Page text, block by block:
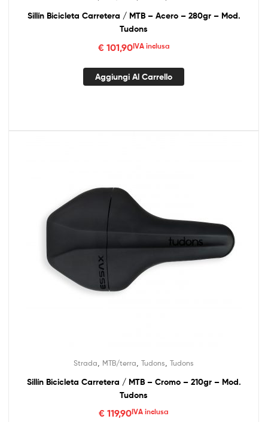
Sillín Bicicleta Carretera / MTB – Acero – 280gr – Mod.
Tudons
€101,90IVA inclusa
Aggiungi Al Carrello
Strada MTB/terra Tudons Tudons
Sillín Bicicleta Carretera / MTB – Cromo – 210gr – Mod.
Tudons
€ 119,90IVA inclusa